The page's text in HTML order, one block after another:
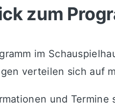
zum
im
verteilen sich auf
und Termine